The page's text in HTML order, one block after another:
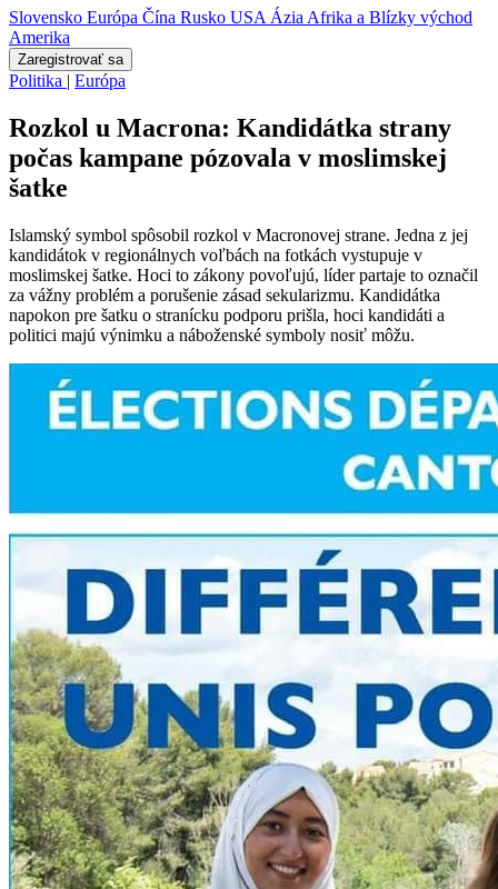
Slovensko Európa Čína Rusko USA ÁziaAfrika a Blízky východ
Amerika
Zaregistrovať sa
Politika | Európa
Rozkol u Macrona: Kandidátka strany
počas kampane pózovala v moslimskej
šatke
Islamský symbol spôsobil rozkol v Macronovej strane. Jedna z jej
kandidátok v regionálnych voľbách na fotkách vystupuje v
moslimskej šatke. Hoci to zákony povoľujú, líder partaje to označil
za vážny problém a porušenie zásad sekularizmu. Kandidátka
napokon pre šatku o stranícku podporu prišla, hoci kandidáti a
politici majú výnimku a náboženské symboly nosiť môžu.